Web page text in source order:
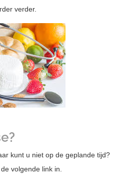
verder.
kunt u niet op de geplande tijd?
volgende link in.